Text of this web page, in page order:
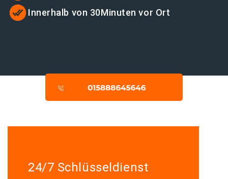
Innerhalb von 30Minuten vor Ort
24/7 Schlüsseldienst